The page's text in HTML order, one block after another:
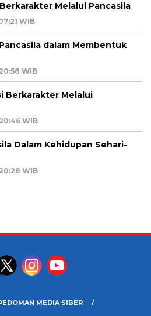
Melalui Pancasila
WIB
dalam Membentuk
WIB
Berkarakter Melalui
WIB
Dalam Kehidupan Sehari-
WIB
MEDIA SIBER